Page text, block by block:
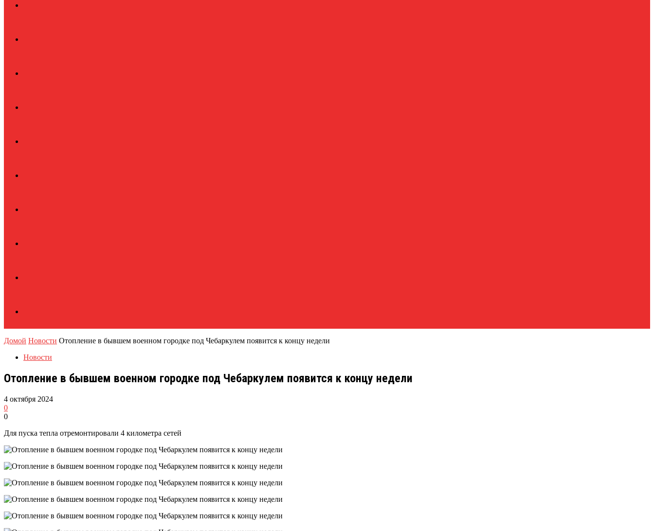
Домой Новости Отопление в бывшем военном городке под Чебаркулем появится к концу недели
Новости
Отопление в бывшем военном городке под Чебаркулем появится к концу недели
4 октября 2024
0
0
Для пуска тепла отремонтировали 4 километра сетей